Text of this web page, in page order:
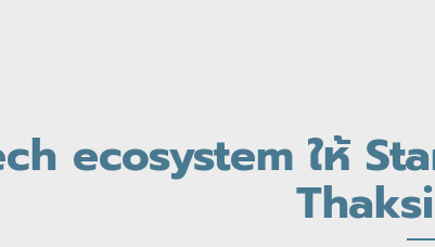
ecosystem ให้